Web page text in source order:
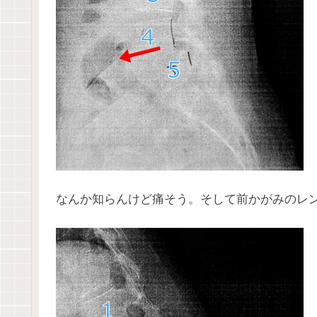
なんか知らんけど痛そう。そして前かがみのレ